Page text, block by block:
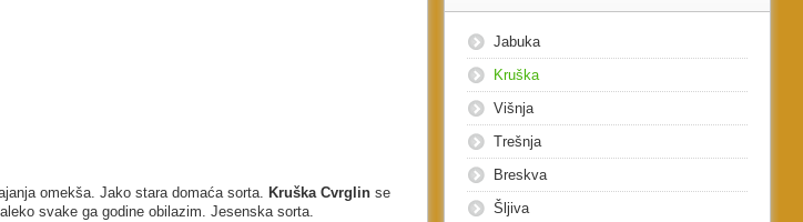
omekša. Jako stara domaća sorta. Kruška Cvrglin se
svake ga godine obilazim. Jesenska sorta.
Jabuka
Kruška
Višnja
Trešnja
Breskva
Šljiva